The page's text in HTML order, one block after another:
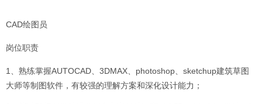
CAD绘图员
岗位职责
1、熟练掌握AUTOCAD、3DMAX、photoshop、sketchup建筑草图
大师等制图软件，有较强的理解方案和深化设计能力；